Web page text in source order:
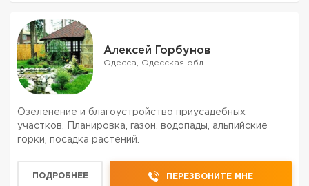
Алексей Горбунов
Одесса, Одесская обл.
Озеленение и благоустройство приусадебных
участков. Планировка, газон, водопады, альпийские
горки, посадка растений.
ПОДРОБНЕЕ ПЕРЕЗВОНИТЕ МНЕ